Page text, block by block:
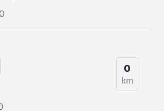
0
km